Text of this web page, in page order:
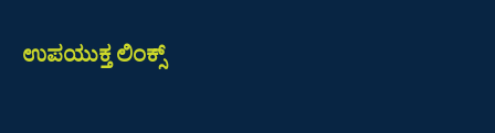
ಉಪಯುಕ್ತ ಲಿಂಕ್ಸ್